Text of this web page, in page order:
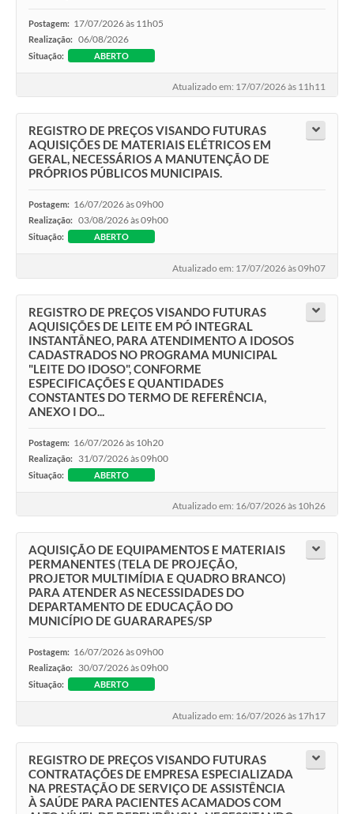
Postagem: 17/07/2026 às 11h05
Realização: 06/08/2026
Situação: ABERTO
Atualizado em: 17/07/2026 às 11h11
REGISTRO DE PREÇOS VISANDO FUTURAS
AQUISIÇÕES DE MATERIAIS ELÉTRICOS EM
GERAL, NECESSÁRIOS A MANUTENÇÃO DE
PRÓPRIOS PÚBLICOS MUNICIPAIS.
Postagem: 16/07/2026 às 09h00
Realização: 03/08/2026 às 09h00
Situação: ABERTO
Atualizado em: 17/07/2026 às 09h07
REGISTRO DE PREÇOS VISANDO FUTURAS
AQUISIÇÕES DE LEITE EM PÓ INTEGRAL
INSTANTÂNEO, PARA ATENDIMENTO A IDOSOS
CADASTRADOS NO PROGRAMA MUNICIPAL
"LEITE DO IDOSO", CONFORME
ESPECIFICAÇÕES E QUANTIDADES
CONSTANTES DO TERMO DE REFERÊNCIA,
ANEXO I DO...
Postagem: 16/07/2026 às 10h20
Realização: 31/07/2026 às 09h00
Situação: ABERTO
Atualizado em: 16/07/2026 às 10h26
AQUISIÇÃO DE EQUIPAMENTOS E MATERIAIS
PERMANENTES (TELA DE PROJEÇÃO,
PROJETOR MULTIMÍDIA E QUADRO BRANCO)
PARA ATENDER AS NECESSIDADES DO
DEPARTAMENTO DE EDUCAÇÃO DO
MUNICÍPIO DE GUARARAPES/SP
Postagem: 16/07/2026 às 09h00
Realização: 30/07/2026 às 09h00
Situação: ABERTO
Atualizado em: 16/07/2026 às 17h17
REGISTRO DE PREÇOS VISANDO FUTURAS
CONTRATAÇÕES DE EMPRESA ESPECIALIZADA
NA PRESTAÇÃO DE SERVIÇO DE ASSISTÊNCIA
À SAÚDE PARA PACIENTES ACAMADOS COM